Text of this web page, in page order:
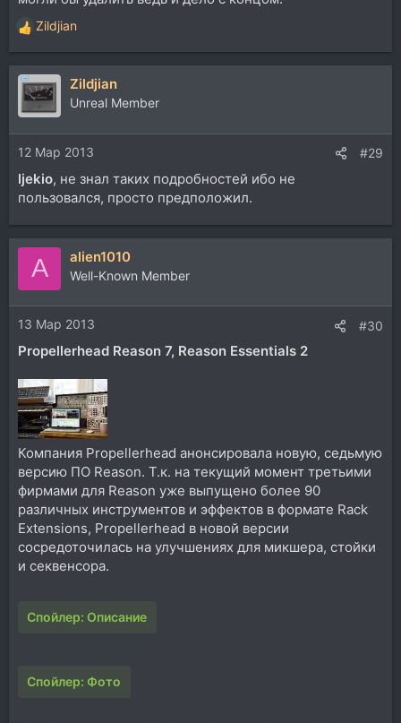
Р
е
а
к
ц
и
и
:
Zildjian
Zildjian
Unreal Member
12 Мар 2013 #29
ljekio, не знал таких подробностей ибо не
пользовался, просто предположил.
A alien1010
Well-Known Member
13 Мар 2013 #30
Propellerhead Reason 7, Reason Essentials 2
Компания Propellerhead анонсировала новую, седьмую
версию ПО Reason. Т.к. на текущий момент третьими
фирмами для Reason уже выпущено более 90
различных инструментов и эффектов в формате Rack
Extensions, Propellerhead в новой версии
сосредоточилась на улучшениях для микшера, стойки
и секвенсора.
Спойлер: Описание
Спойлер: Фото